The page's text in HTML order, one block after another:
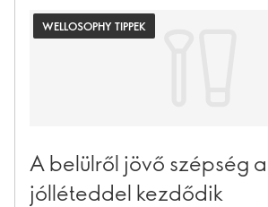
WELLOSOPHY TIPPEK
A belülről jövő szépség a
jólléteddel kezdődik